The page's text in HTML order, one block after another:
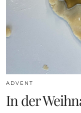
ADVENT
In der